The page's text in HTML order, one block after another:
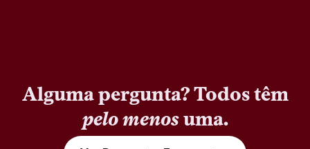
Alguma pergunta? Todos têm
pelo menosuma.